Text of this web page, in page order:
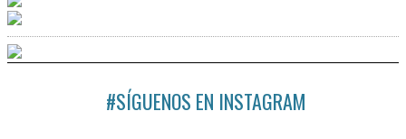
#SÍGUENOS EN INSTAGRAM